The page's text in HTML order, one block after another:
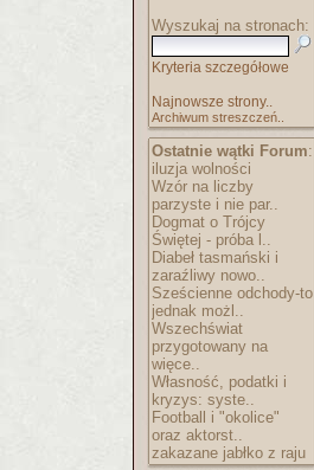
Wyszukaj na stronach:
Kryteria szczegółowe
Najnowsze strony..
Archiwum streszczeń..
Ostatnie wątki Forum:
iluzja wolności
Wzór na liczby
parzyste i nie par..
Dogmat o Trójcy
Świętej - próba l..
Diabeł tasmański i
zaraźliwy nowo..
Sześcienne odchody-to
jednak możl..
Wszechświat
przygotowany na
więce..
Własność, podatki i
kryzys: syste..
Football i "okolice"
oraz aktorst..
zakazane jabłko z raju